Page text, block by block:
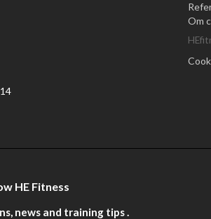
Om
HE Fitness
news and training tips .